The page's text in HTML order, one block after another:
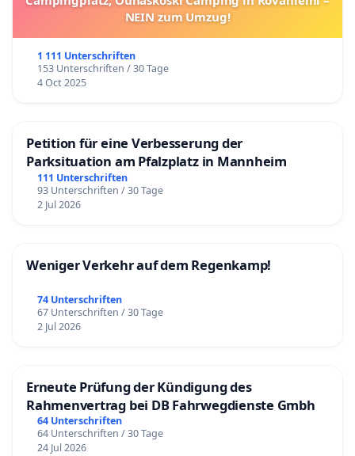
NEIN zum Umzug!
1 111 Unterschriften
153 Unterschriften / 30 Tage
4 Oct 2025
Petition für eine Verbesserung der
Parksituation am Pfalzplatz in Mannheim
111 Unterschriften
93 Unterschriften / 30 Tage
2 Jul 2026
Weniger Verkehr auf dem Regenkamp!
74 Unterschriften
67 Unterschriften / 30 Tage
2 Jul 2026
Erneute Prüfung der Kündigung des
Rahmenvertrag bei DB Fahrwegdienste Gmbh
64 Unterschriften
64 Unterschriften / 30 Tage
24 Jul 2026